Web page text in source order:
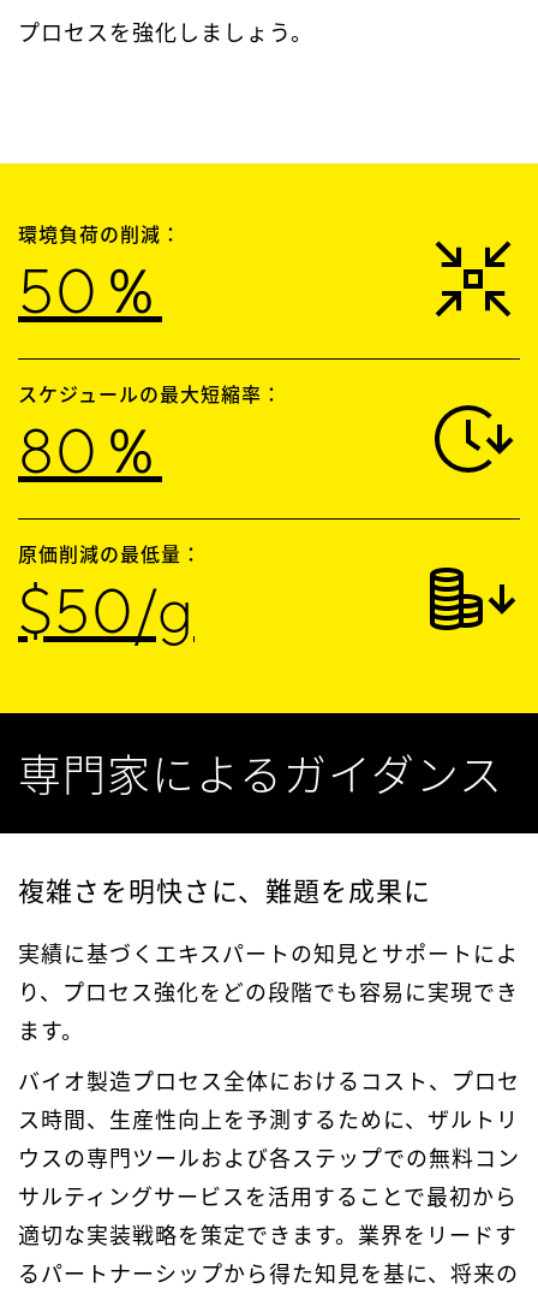
プロセスを強化しましょう。
環境負荷の削減：
50％
スケジュールの最大短縮率：
80％
原価削減の最低量：
$50/g
専門家によるガイダンス
複雑さを明快さに、難題を成果に
実績に基づくエキスパートの知見とサポートによ
り、プロセス強化をどの段階でも容易に実現でき
ます。
バイオ製造プロセス全体におけるコスト、プロセ
ス時間、生産性向上を予測するために、ザルトリ
ウスの専門ツールおよび各ステップでの無料コン
サルティングサービスを活用することで最初から
適切な実装戦略を策定できます。 業界をリードす
るパートナーシップから得た知見を基に、将来の